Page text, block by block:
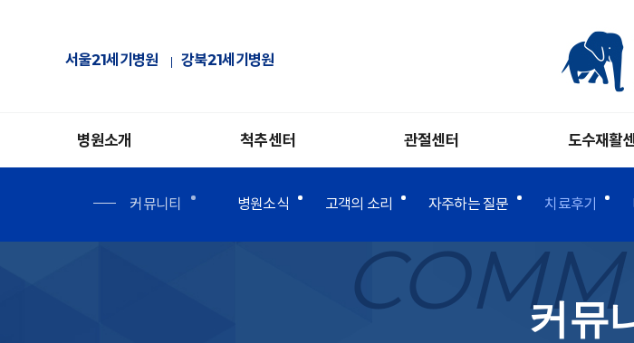
서울21세기병원 강북21세기병원
병원소개 척추센터 관절센터 도수재활
커뮤니티 병원소식 고객의 소리 자주하는 질문 치료후기
커뮤